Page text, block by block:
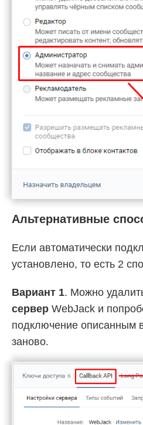
Альтернативные
Если автоматически
установлено, то есть 2
Вариант 1. Можно
сервер WebJack и
подключение описанным
заново.